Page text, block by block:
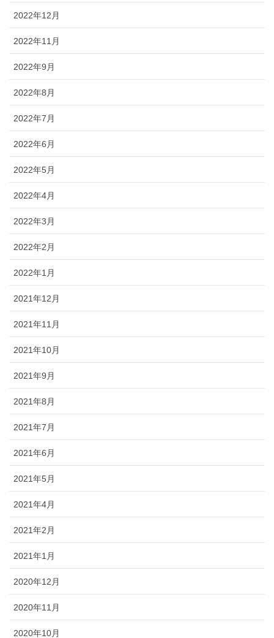
2022年12月
2022年11月
2022年9月
2022年8月
2022年7月
2022年6月
2022年5月
2022年4月
2022年3月
2022年2月
2022年1月
2021年12月
2021年11月
2021年10月
2021年9月
2021年8月
2021年7月
2021年6月
2021年5月
2021年4月
2021年2月
2021年1月
2020年12月
2020年11月
2020年10月